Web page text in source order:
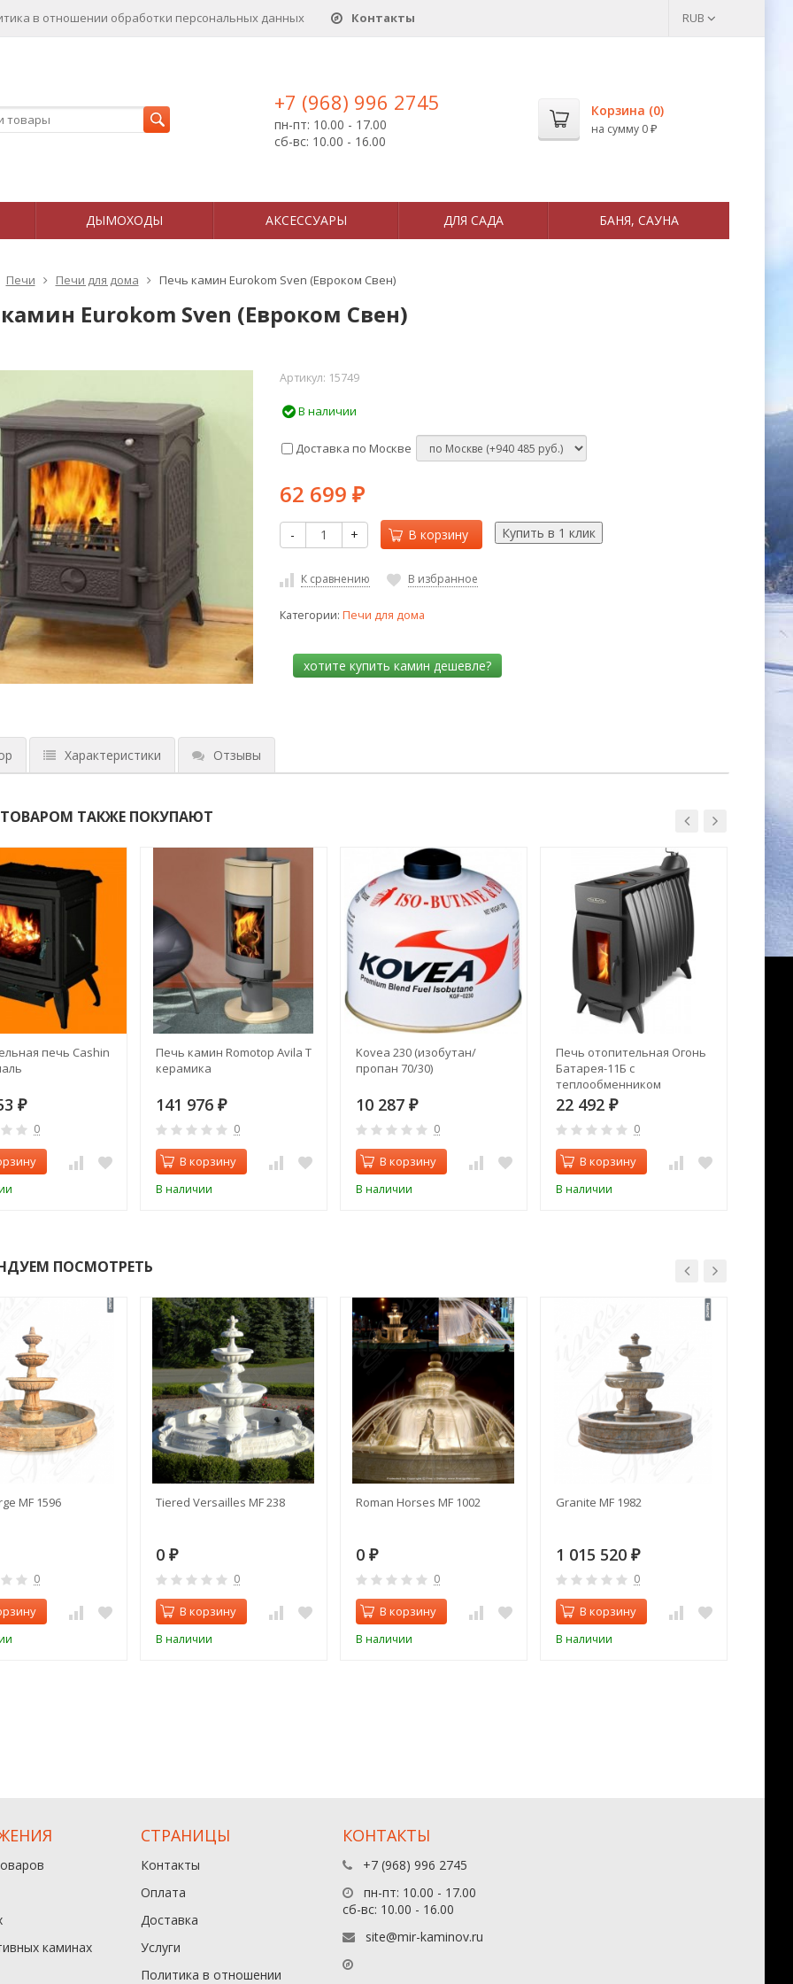
в отношении обработки персональных данныx Контакты RUB
+7 (968) 996 2745
пн-пт: 10.00 - 17.00
сб-вс: 10.00 - 16.00
Корзина (0)
на сумму 0 ₽
ДЫМОХОДЫ АКСЕССУАРЫ ДЛЯ САДА БАНЯ, САУНА
Печи Печи для дома Печь камин Eurokom Sven (Евроком Свен)
Eurokom Sven (Евроком Свен)
Артикул: 15749
В наличии
Доставка по Москве
62 699 ₽
- + В корзину
К сравнению В избранное
Категории: Печи для дома
Характеристики Отзывы
ТАКЖЕ ПОКУПАЮТ
печь Cashin
₽
0
Печь камин Romotop Avila T
керамика
141 976 ₽
0
В корзину
В наличии
Kovea 230 (изобутан/
пропан 70/30)
10 287 ₽
0
В корзину
В наличии
Печь отопительная Огонь
Батарея-11Б с
теплообменником
22 492 ₽
0
В корзину
В наличии
ПОСМОТРЕТЬ
MF 1596
0
Tiered Versailles MF 238
0 ₽
0
В корзину
В наличии
Roman Horses MF 1002
0 ₽
0
В корзину
В наличии
Granite MF 1982
1 015 520 ₽
0
В корзину
В наличии
каминах
СТРАНИЦЫ
Контакты
Оплата
Доставка
Услуги
Политика в отношении
КОНТАКТЫ
+7 (968) 996 2745
пн-пт: 10.00 - 17.00
сб-вс: 10.00 - 16.00
site@mir-kaminov.ru